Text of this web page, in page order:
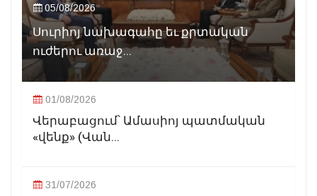
05/08/2026
Սուրիոյ նախագահը եւ քրտական
ուժերու առաջ...
01/08/2026
Վերաբացում՝ Ամասիոյ պատմական
«վենք» (Վան...
31/07/2026